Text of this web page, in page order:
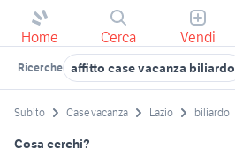
Home Cerca Vendi
Ricerche affitto case vacanza biliardo
Subito Case vacanza Lazio biliardo
Cosa cerchi?